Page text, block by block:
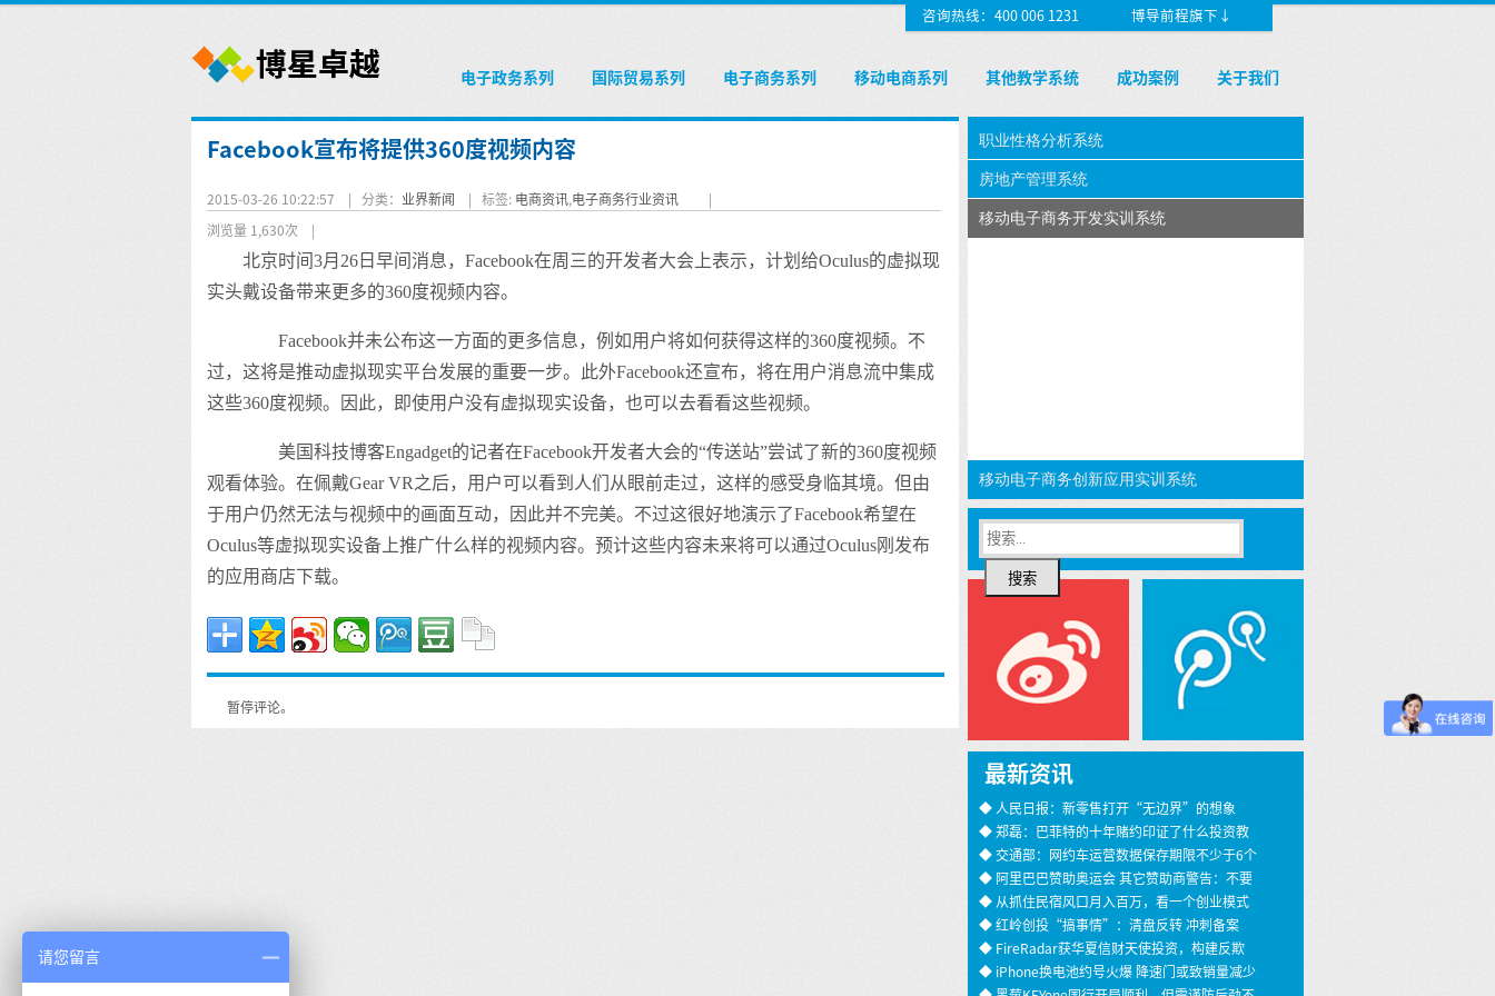
咨询热线：400 006 1231 博导前程旗下↓
电子政务系列 国际贸易系列 电子商务系列 移动电商系列 其他教学系统 成功案例 关于我们
Facebook宣布将提供360度视频内容
2015-03-26 10:22:57 | 分类： 业界新闻 | 标签: 电商资讯,电子商务行业资讯
|
浏览量 1,630次 |
北京时间3月26日早间消息，Facebook在周三的开发者大会上表示，计划给Oculus的虚拟现
实头戴设备带来更多的360度视频内容。
Facebook并未公布这一方面的更多信息，例如用户将如何获得这样的360度视频。不
过，这将是推动虚拟现实平台发展的重要一步。此外Facebook还宣布，将在用户消息流中集成
这些360度视频。因此，即使用户没有虚拟现实设备，也可以去看看这些视频。
美国科技博客Engadget的记者在Facebook开发者大会的“传送站”尝试了新的360度视频
观看体验。在佩戴Gear VR之后，用户可以看到人们从眼前走过，这样的感受身临其境。但由
于用户仍然无法与视频中的画面互动，因此并不完美。不过这很好地演示了Facebook希望在
Oculus等虚拟现实设备上推广什么样的视频内容。预计这些内容未来将可以通过Oculus刚发布
的应用商店下载。
暂停评论。
搜索
最新资讯
◆ 人民日报：新零售打开“无边界”的想象
◆ 郑磊：巴菲特的十年赌约印证了什么投资教
训
◆ 交通部：网约车运营数据保存期限不少于6个
月
◆ 阿里巴巴赞助奥运会 其它赞助商警告：不要
过界
◆ 从抓住民宿风口月入百万，看一个创业模式
◆ 红岭创投“搞事情”：清盘反转 冲刺备案
◆ FireRadar获华夏信财天使投资，构建反欺
诈安全服务
◆ iPhone换电池约号火爆 降速门或致销量减少
请您留言